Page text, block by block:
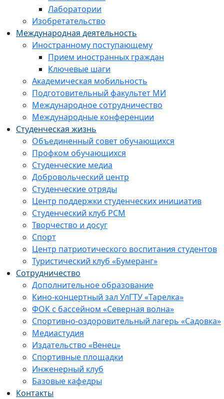
Лаборатории
Изобретательство
Международная деятельность
Иностранному поступающему
Прием иностранных граждан
Ключевые шаги
Академическая мобильность
Подготовительный факультет МИ
Международное сотрудничество
Международные конференции
Студенческая жизнь
Объединенный совет обучающихся
Профком обучающихся
Студенческие медиа
Добровольческий центр
Студенческие отряды
Центр поддержки студенческих инициатив
Студенческий клуб РСМ
Творчество и досуг
Спорт
Центр патриотического воспитания студентов
Туристический клуб «Бумеранг»
Сотрудничество
Дополнительное образование
Кино-концертный зал УлГТУ «Тарелка»
ФОК с бассейном «Северная волна»
Спортивно-оздоровительный лагерь «Садовка»
Медиастудия
Издательство «Венец»
Спортивные площадки
Инженерный клуб
Базовые кафедры
Контакты